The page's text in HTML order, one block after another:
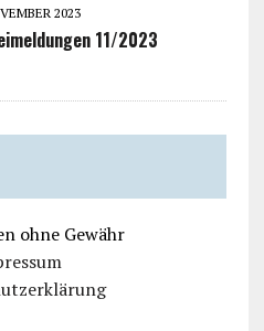
2023
11/2023
ohne Gewähr